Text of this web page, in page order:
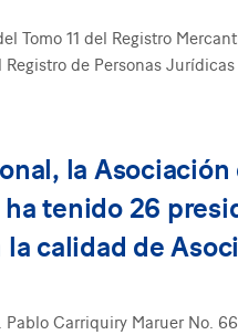
Tomo 11 del Registro
de Personas
la
tenido 26
calidad de
Carriquiry Maruer No.